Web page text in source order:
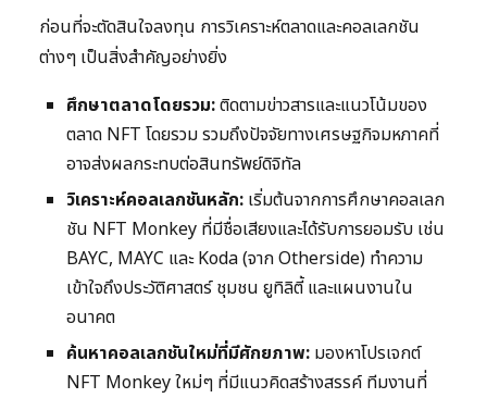
ก่อนที่จะตัดสินใจลงทุน การวิเคราะห์ตลาดและคอลเลกชัน
ต่างๆ เป็นสิ่งสำคัญอย่างยิ่ง
ศึกษาตลาดโดยรวม:ติดตามข่าวสารและแนวโน้มของ
ตลาด NFT โดยรวม รวมถึงปัจจัยทางเศรษฐกิจมหภาคที่
อาจส่งผลกระทบต่อสินทรัพย์ดิจิทัล
วิเคราะห์คอลเลกชันหลัก: เริ่มต้นจากการศึกษาคอลเลก
ชัน NFT Monkey ที่มีชื่อเสียงและได้รับการยอมรับ เช่น
BAYC, MAYC และ Koda (จาก Otherside) ทำความ
เข้าใจถึงประวัติศาสตร์ ชุมชน ยูทิลิตี้ และแผนงานใน
อนาคต
ค้นหาคอลเลกชันใหม่ที่มีศักยภาพ: มองหาโปรเจกต์
NFT Monkey ใหม่ๆ ที่มีแนวคิดสร้างสรรค์ ทีมงานที่